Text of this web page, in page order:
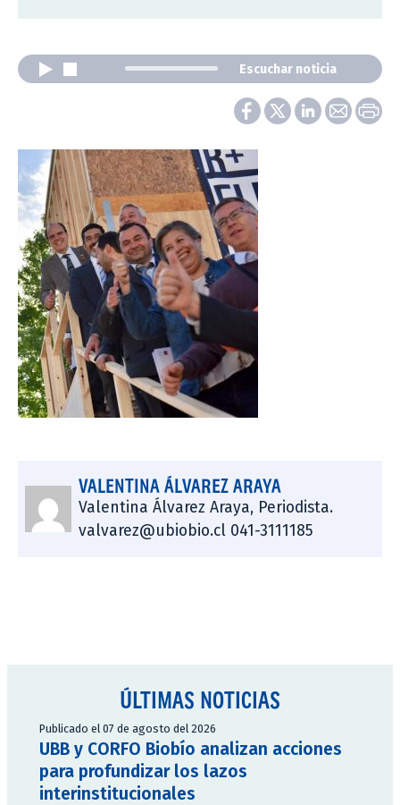
Escuchar noticia
VALENTINA ÁLVAREZ ARAYA
Valentina Álvarez Araya, Periodista.
valvarez@ubiobio.cl 041-3111185
ÚLTIMAS NOTICIAS
Publicado el 07 de agosto del 2026
UBB y CORFO Biobío analizan acciones
para profundizar los lazos
interinstitucionales